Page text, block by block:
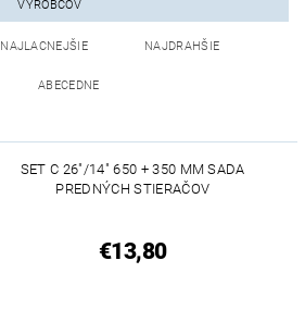
VÝROBCOV
NAJLACNEJŠIE NAJDRAHŠIE
ABECEDNE
SET C 26"/14" 650 + 350 MM SADA
PREDNÝCH STIERAČOV
€13,80